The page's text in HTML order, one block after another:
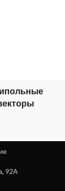
92А